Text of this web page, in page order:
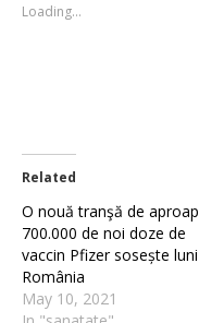
window)
Loading...
Related
O nouă tranşă de
700.000 de noi doze de
vaccin Pfizer sosește
România
May 10, 2021